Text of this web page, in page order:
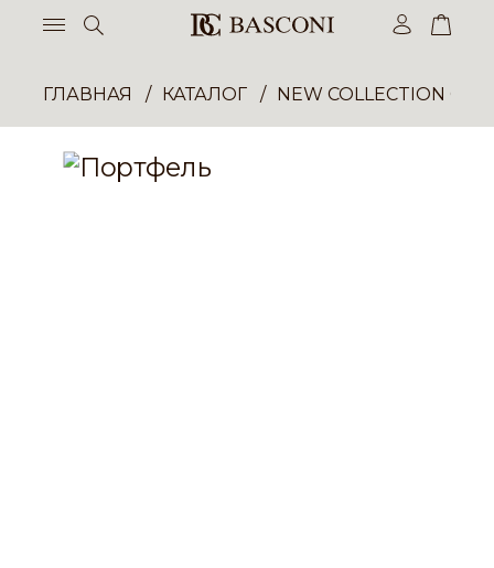
ГЛАВНАЯ КАТАЛОГ NEW COLLECTION